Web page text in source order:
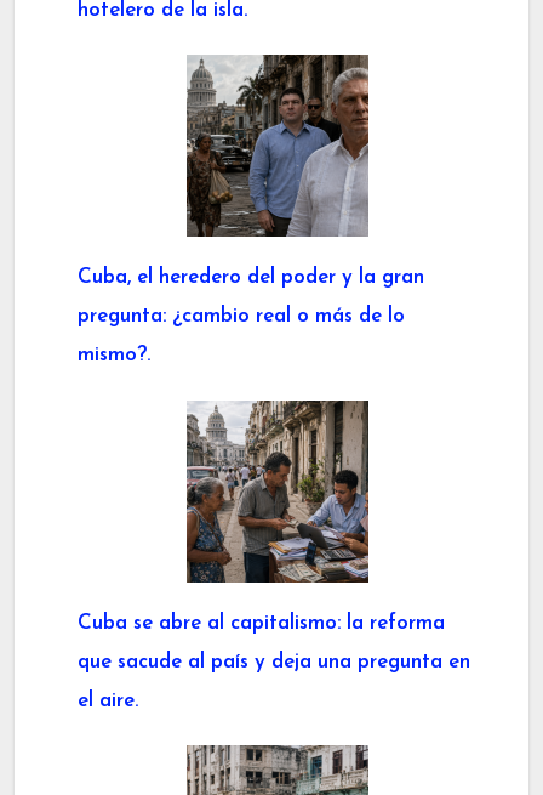
hotelero de la isla.
Cuba, el heredero del poder y la gran
pregunta: ¿cambio real o más de lo
mismo?.
Cuba se abre al capitalismo: la reforma
que sacude al país y deja una pregunta en
el aire.